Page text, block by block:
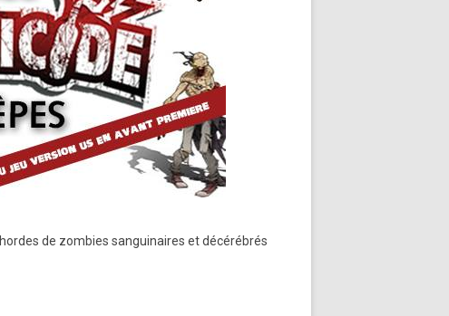
de zombies sanguinaires et décérébrés